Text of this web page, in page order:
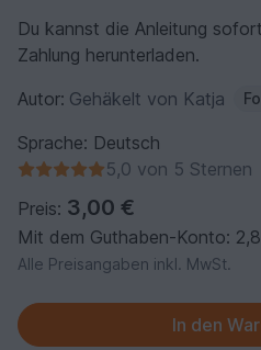
Du kannst die Anleitung
Zahlung herunterladen.
Autor: Gehäkelt von Katja
Sprache: Deutsch
5,0 von 5 Sternen
Preis: 3,00 €
Mit dem Guthaben-Konto:
Alle Preisangaben inkl. MwSt.